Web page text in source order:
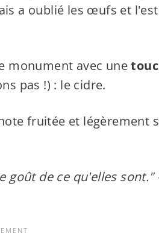
a oublié les œufs et
monument avec une
pas !) : le cidre.
fruitée et légèrement
goût de ce qu'elles sont."